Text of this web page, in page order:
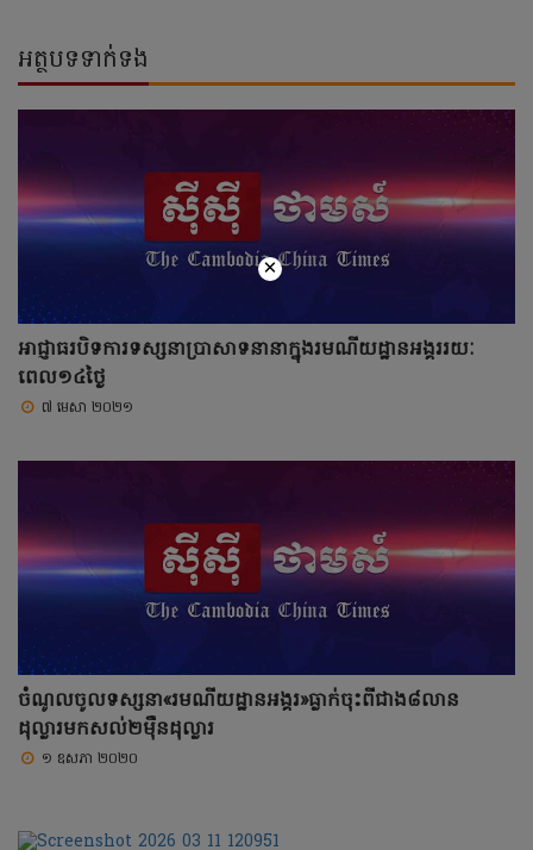
អត្ថបទទាក់ទង
អាជ្ញាធរបិទការទស្សនាប្រាសាទនានាក្នុងរមណីយដ្ឋានអង្គររយៈ
ពេល១៤ថ្ងៃ
៧ មេសា ២០២១
ចំណូលចូលទស្សនា«រមណីយដ្ឋានអង្គរ»ធ្លាក់ចុះពីជាង៨លាន
ដុល្លារមកសល់២ម៉ឺនដុល្លារ
១ ឧសភា ២០២០
×